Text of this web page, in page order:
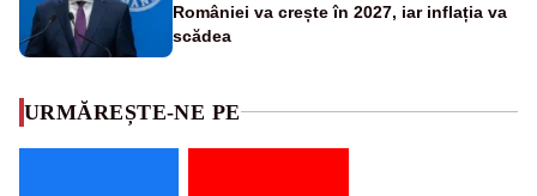
României va crește în 2027, iar inflația va
scădea
URMĂREȘTE-NE PE